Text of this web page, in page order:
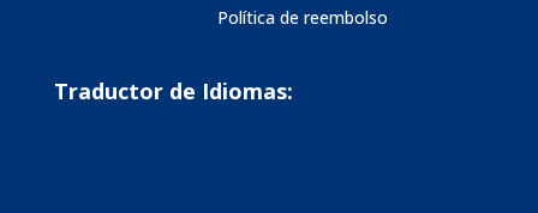
Política de reembolso
Traductor de Idiomas: